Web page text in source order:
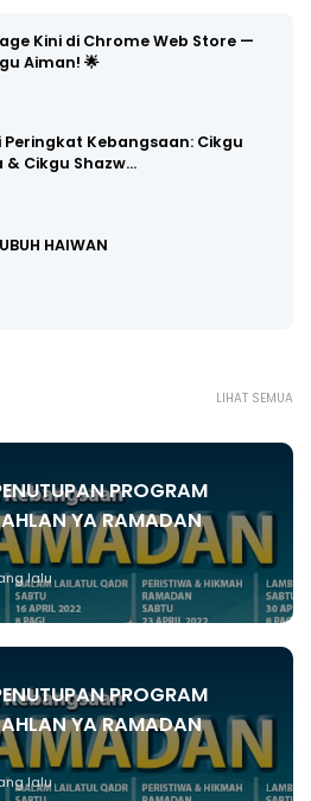
Kini di Chrome Web Store —
Aiman! 🌟
Peringkat Kebangsaan: Cikgu
& Cikgu Shazw…
HAIWAN
LIHAT SEMUA
PROGRAM
YA RAMADAN
lalu
PROGRAM
YA RAMADAN
lalu